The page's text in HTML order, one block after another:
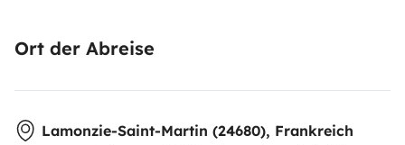
Ort der Abreise
Lamonzie-Saint-Martin (24680), Frankreich